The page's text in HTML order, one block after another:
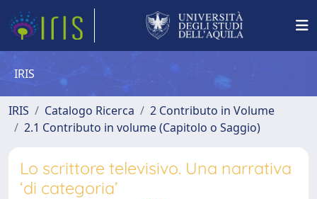
IRIS
IRIS Catalogo Ricerca
2 Contributo in Volume
2.1 Contributo in volume (Capitolo o Saggio)
Lo scrittore televisivo. Una narrativa
‘di categoria’